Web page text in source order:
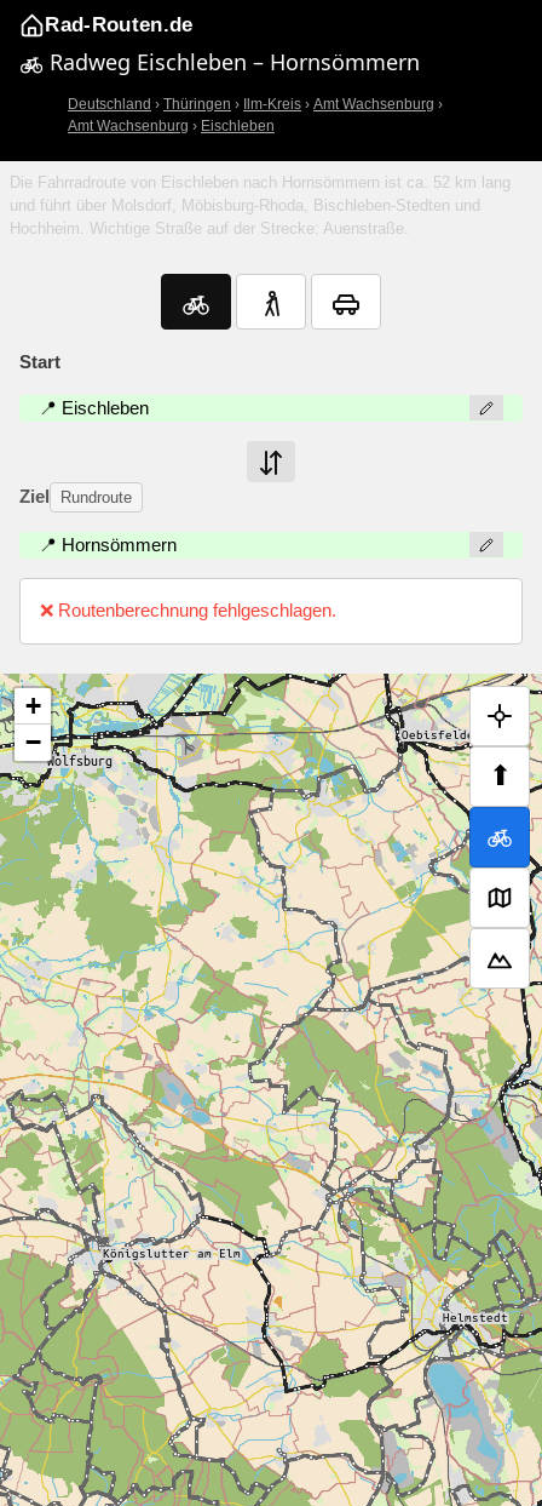
Rad-Routen.de
Radweg Eischleben – Hornsömmern
Deutschland › Thüringen › Ilm-Kreis › Amt Wachsenburg ›
Amt Wachsenburg › Eischleben
Die Fahrradroute von Eischleben nach Hornsömmern ist ca. 52 km lang
und führt über Molsdorf, Möbisburg-Rhoda, Bischleben-Stedten und
Hochheim. Wichtige Straße auf der Strecke: Auenstraße.
Start
📍 Eischleben
Ziel Rundroute
📍 Hornsömmern
❌ Routenberechnung fehlgeschlagen.
⬆
+
−